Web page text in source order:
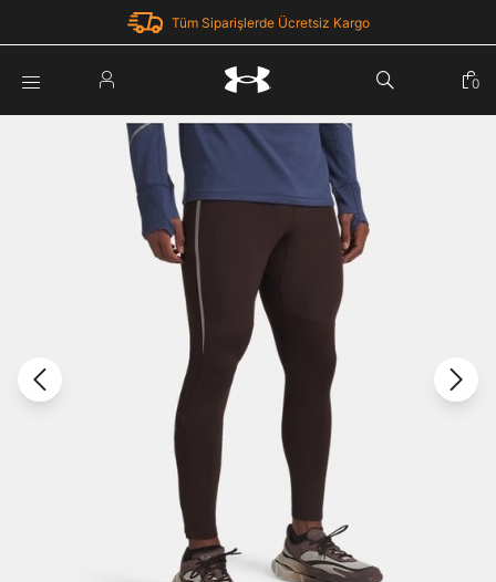
Tüm Siparişlerde Ücretsiz Kargo
E-posta Adresi *
Giriş Yap
Under Armour'da yeni misiniz? Kayıt Ol
Üye Olmadan Devam Et
0
Parola Yenileme
E-posta adresi
Parolayı Yenile
Giriş Sayfasına Dön
Zaten hesabın var mı? Giriş yap